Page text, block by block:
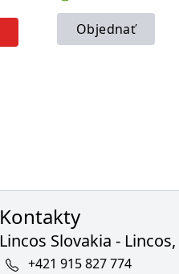
Objednať
Kontakty
Lincos Slovakia -
+421 915 827 774